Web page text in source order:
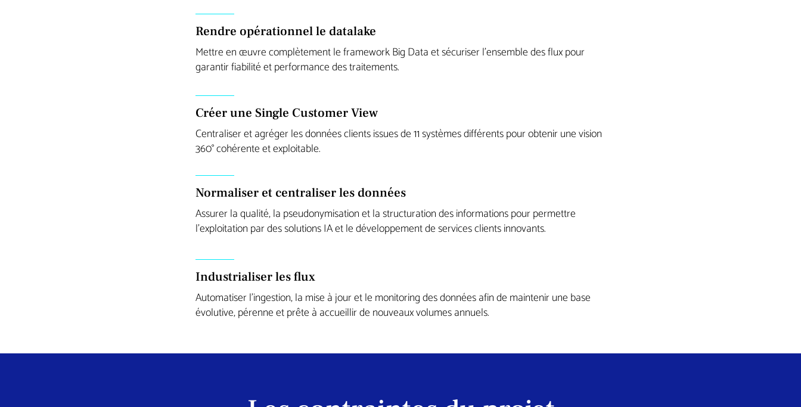
Rendre opérationnel le datalake
Mettre en œuvre complètement le framework Big Data et sécuriser l’ensemble des flux pour
garantir fiabilité et performance des traitements.
Créer une Single Customer View
Centraliser et agréger les données clients issues de 11 systèmes différents pour obtenir une vision
360° cohérente et exploitable.
Normaliser et centraliser les données
Assurer la qualité, la pseudonymisation et la structuration des informations pour permettre
l’exploitation par des solutions IA et le développement de services clients innovants.
Industrialiser les flux
Automatiser l’ingestion, la mise à jour et le monitoring des données afin de maintenir une base
évolutive, pérenne et prête à accueillir de nouveaux volumes annuels.